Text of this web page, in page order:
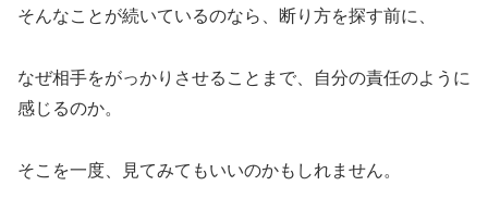
そんなことが続いているのなら、断り方を探す前に、
なぜ相手をがっかりさせることまで、自分の責任のように
感じるのか。
そこを一度、見てみてもいいのかもしれません。